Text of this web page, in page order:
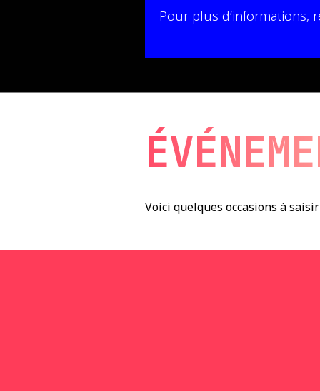
Pour plus d’informations,
Voici quelques occasions à